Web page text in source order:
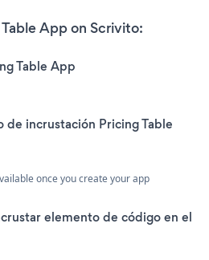
App on Scrivito:
Table App
incrustación Pricing Table
once you create your app
elemento de código en el